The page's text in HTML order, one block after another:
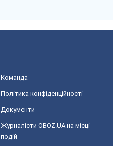
Команда
Політика конфіденційності
Документи
Журналісти OBOZ.UA на місці
подій